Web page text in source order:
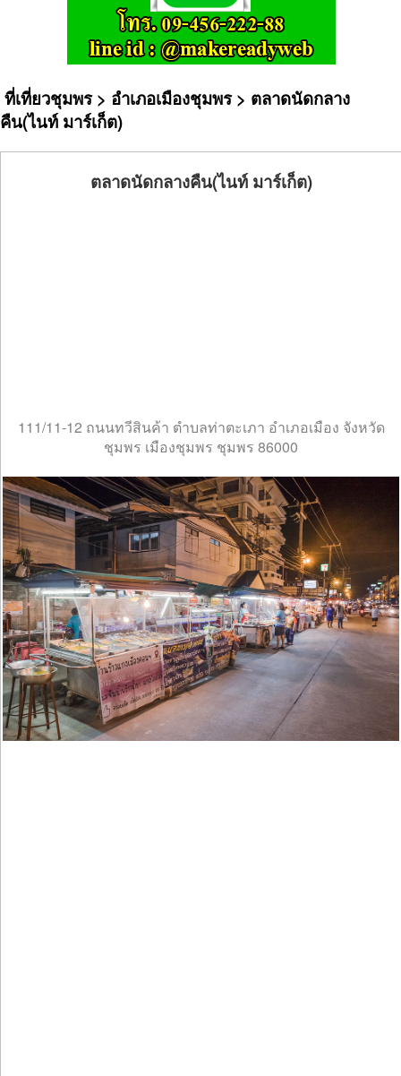
ที่เที่ยวชุมพร> อำเภอเมืองชุมพร> ตลาดนัดกลาง
คืน(ไนท์ มาร์เก็ต)
ตลาดนัดกลางคืน(ไนท์ มาร์เก็ต)
111/11-12 ถนนทวีสินค้า ตำบลท่าตะเภา อำเภอเมือง จังหวัด
ชุมพร เมืองชุมพร ชุมพร 86000